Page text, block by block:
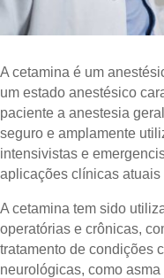
A cetamina é um
um estado anestésico
paciente a anestesia
seguro e amplamente
intensivistas e
aplicações clínicas atuais
A cetamina tem sido
operatórias e crônicas,
tratamento de condições
neurológicas, como